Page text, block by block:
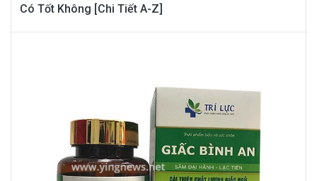
Có Tốt Không [Chi Tiết A-Z]